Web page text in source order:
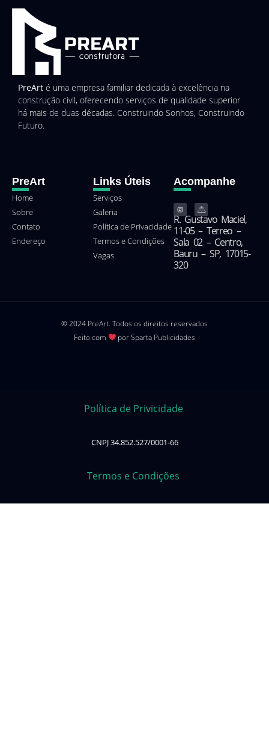
PreArt é uma empresa familiar dedicada à excelência na
construção civil, oferecendo serviços de qualidade superior
há mais de duas décadas. Construindo Sonhos, Construindo
Futuro.
PreArt
Home
Sobre
Contato
Endereço
Links Úteis
Serviços
Galeria
Política de Privacidade
Termos e Condições
Vagas
Acompanhe
R. Gustavo Maciel,
11-05 – Terreo –
Sala 02 – Centro,
Bauru – SP, 17015-
320
© 2024 PreArt. Todos os direitos reservados
Feito com
por Sparta Publicidades
Política de Privicidade
CNPJ 34.852.527/0001-66
Termos e Condições